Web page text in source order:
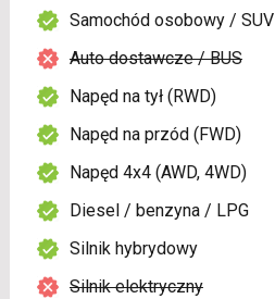
Samochód osobowy / SUV
Auto dostawcze / BUS
Napęd na tył (RWD)
Napęd na przód (FWD)
Napęd 4x4 (AWD, 4WD)
Diesel / benzyna / LPG
Silnik hybrydowy
Silnik elektryczny